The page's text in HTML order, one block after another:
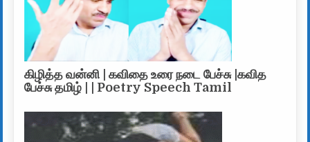
கிழித்த வன்னி | கவிதை உரை நடை பேச்சு |கவித
பேச்சு தமிழ் | | Poetry Speech Tamil